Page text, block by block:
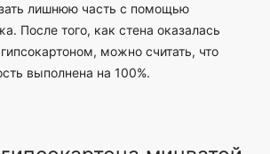
лишнюю часть с помощью
После того, как стена оказалась
можно считать, что
выполнена на 100%.